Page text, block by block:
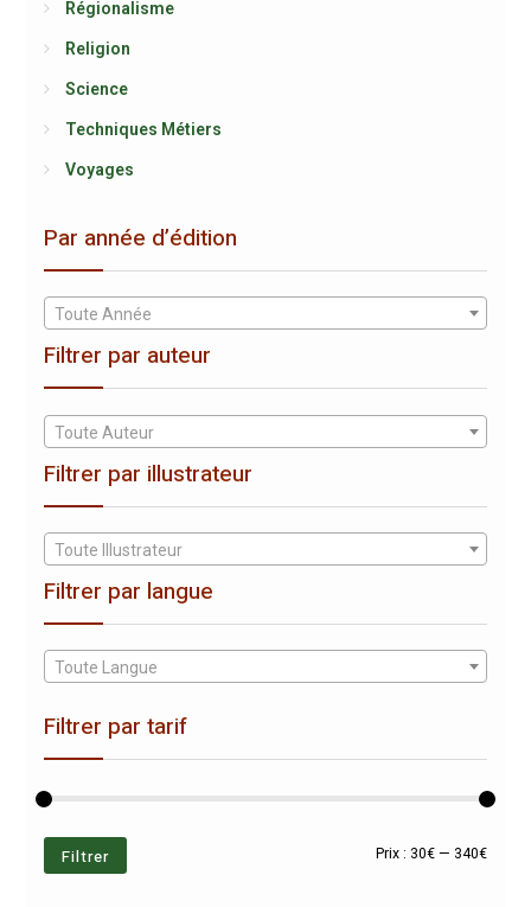
Régionalisme
Religion
Science
Techniques Métiers
Voyages
Par année d’édition
Toute Année
Filtrer par auteur
Toute Auteur
Filtrer par illustrateur
Toute Illustrateur
Filtrer par langue
Toute Langue
Filtrer par tarif
Prix
Prix
Filtrer Prix : 30€ — 340€